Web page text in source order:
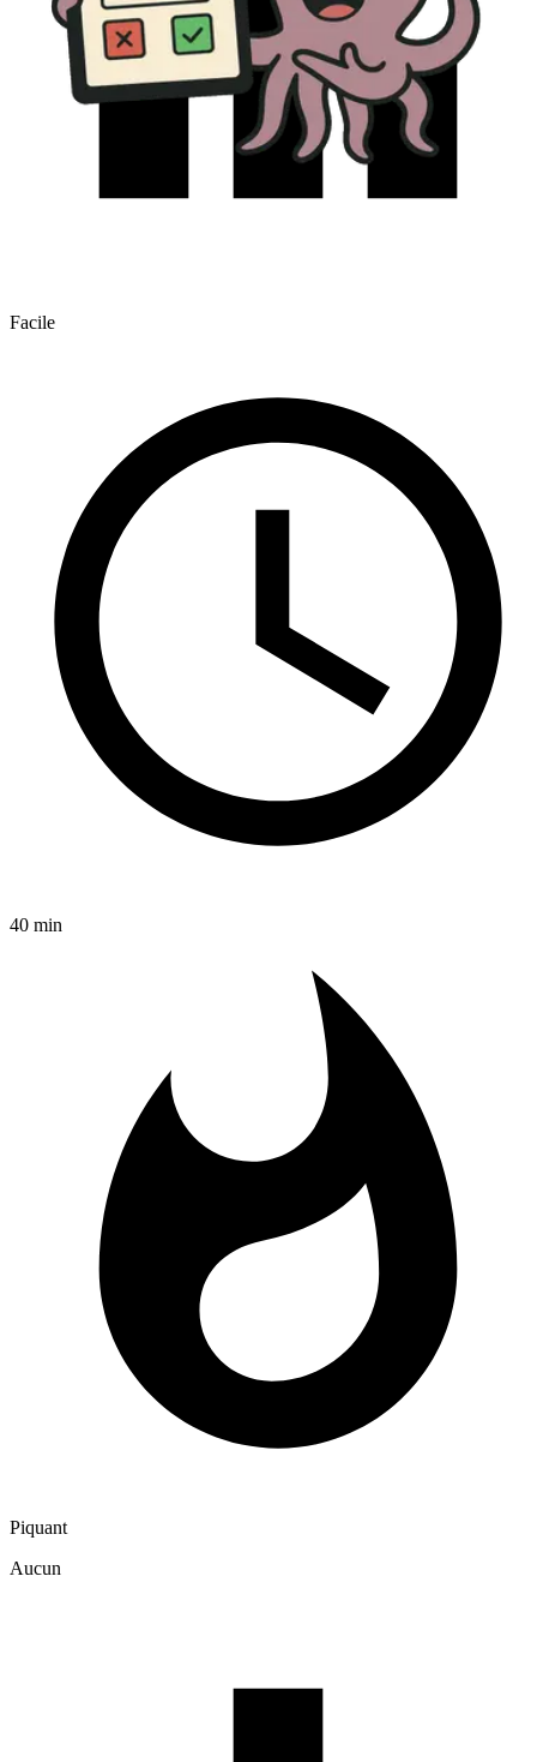
Facile
40 min
Piquant
Aucun